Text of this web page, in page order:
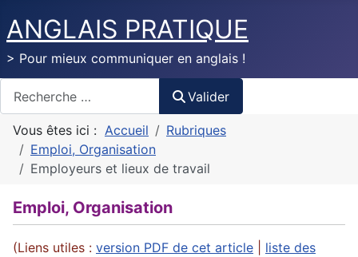
ANGLAIS PRATIQUE
> Pour mieux communiquer en anglais !
Valider
Vous êtes ici : Accueil
Rubriques
Emploi, Organisation
Employeurs et lieux de travail
Emploi, Organisation
(Liens utiles : version PDF de cet article
liste des